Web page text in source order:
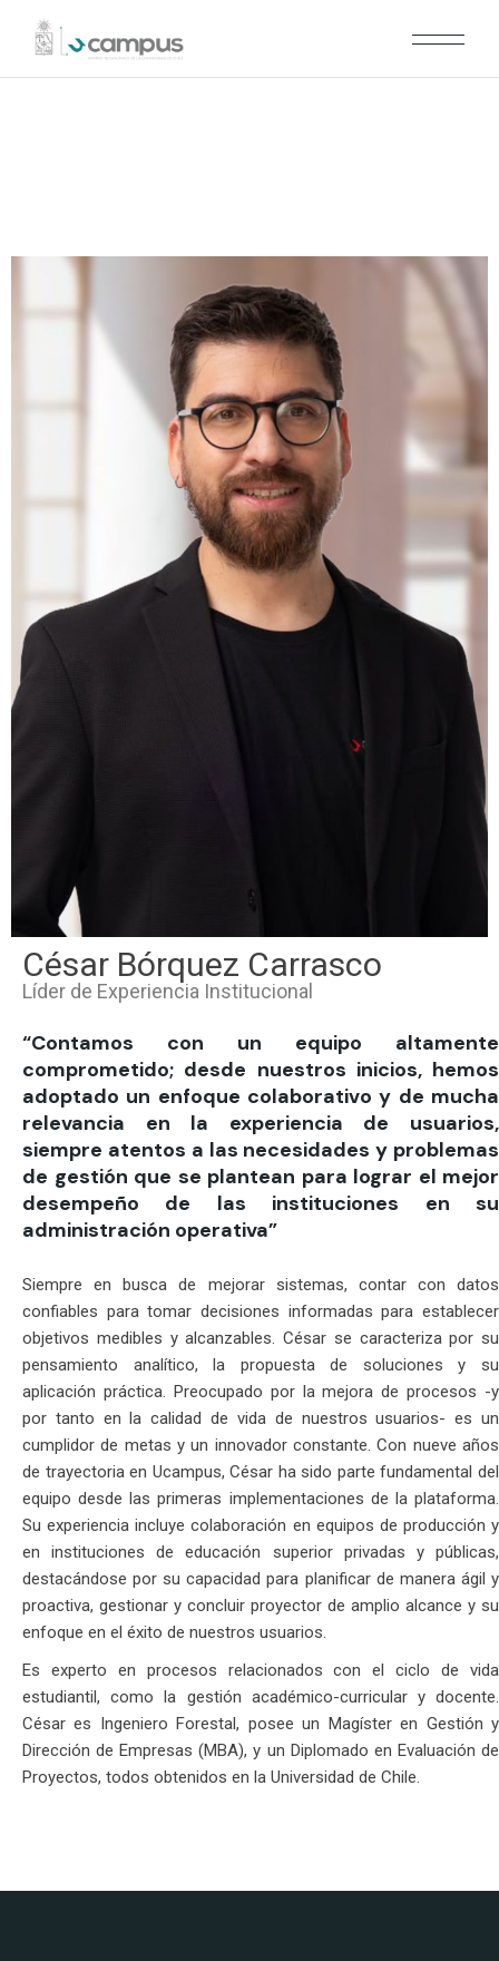
César Bórquez Carrasco
Líder de Experiencia Institucional
“Contamos con un equipo altamente
comprometido; desde nuestros inicios, hemos
adoptado un enfoque colaborativo y de mucha
relevancia en la experiencia de usuarios,
siempre atentos a las necesidades y problemas
de gestión que se plantean para lograr el mejor
desempeño de las instituciones en su
administración operativa”
Siempre en busca de mejorar sistemas, contar con datos
confiables para tomar decisiones informadas para establecer
objetivos medibles y alcanzables. César se caracteriza por su
pensamiento analítico, la propuesta de soluciones y su
aplicación práctica. Preocupado por la mejora de procesos -y
por tanto en la calidad de vida de nuestros usuarios- es un
cumplidor de metas y un innovador constante. Con nueve años
de trayectoria en Ucampus, César ha sido parte fundamental del
equipo desde las primeras implementaciones de la plataforma.
Su experiencia incluye colaboración en equipos de producción y
en instituciones de educación superior privadas y públicas,
destacándose por su capacidad para planificar de manera ágil y
proactiva, gestionar y concluir proyector de amplio alcance y su
enfoque en el éxito de nuestros usuarios.
Es experto en procesos relacionados con el ciclo de vida
estudiantil, como la gestión académico-curricular y docente.
César es Ingeniero Forestal, posee un Magíster en Gestión y
Dirección de Empresas (MBA), y un Diplomado en Evaluación de
Proyectos, todos obtenidos en la Universidad de Chile.